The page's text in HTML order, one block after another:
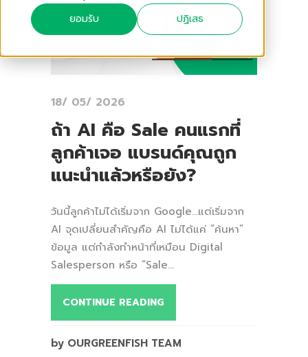
ยอมรับ
ปฏิเสธ
18/ 05/ 2026
ถ้า AI คือ Sale คนแรกที่
ลูกค้าเจอ แบรนด์คุณถูก
แนะนำแล้วหรือยัง?
วันนี้ลูกค้าไม่ได้เริ่มจาก Google…แต่เริ่มจาก
AI จุดเปลี่ยนสำคัญคือ AI ไม่ได้แค่ “ค้นหา”
ข้อมูล แต่กำลังทำหน้าที่เหมือน Digital
Salesperson หรือ “Sale...
CONTINUE READING
by OURGREENFISH TEAM